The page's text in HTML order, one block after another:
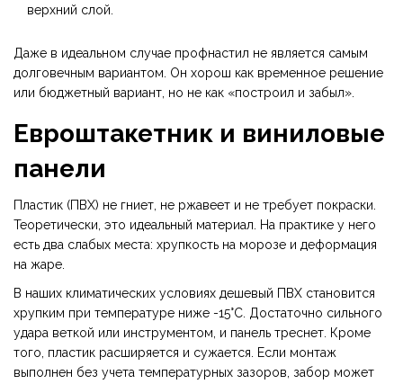
верхний слой.
Даже в идеальном случае профнастил не является самым
долговечным вариантом. Он хорош как временное решение
или бюджетный вариант, но не как «построил и забыл».
Евроштакетник и виниловые
панели
Пластик (ПВХ) не гниет, не ржавеет и не требует покраски.
Теоретически, это идеальный материал. На практике у него
есть два слабых места: хрупкость на морозе и деформация
на жаре.
В наших климатических условиях дешевый ПВХ становится
хрупким при температуре ниже -15°C. Достаточно сильного
удара веткой или инструментом, и панель треснет. Кроме
того, пластик расширяется и сужается. Если монтаж
выполнен без учета температурных зазоров, забор может